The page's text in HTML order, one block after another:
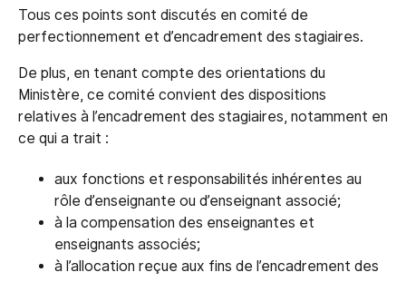
Tous ces points sont discutés en comité de
perfectionnement et d’encadrement des stagiaires.
De plus, en tenant compte des orientations du
Ministère, ce comité convient des dispositions
relatives à l’encadrement des stagiaires, notamment en
ce qui a trait :
aux fonctions et responsabilités inhérentes au
rôle d’enseignante ou d’enseignant associé;
à la compensation des enseignantes et
enseignants associés;
à l’allocation reçue aux fins de l’encadrement des